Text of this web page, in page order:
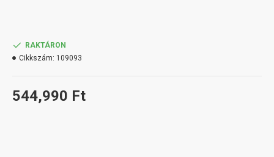
544,990 Ft
RAKTÁRON
Cikkszám: 109093